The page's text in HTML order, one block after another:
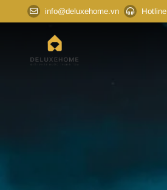
info@deluxehome.vn Hotline